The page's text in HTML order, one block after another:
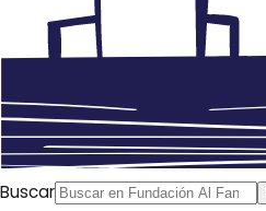
Buscar